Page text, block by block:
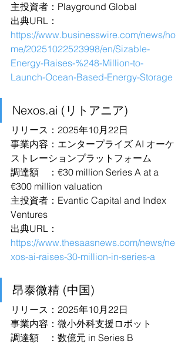
主投資者：Playground Global
出典URL：
https://www.businesswire.com/news/ho
me/20251022523998/en/Sizable-
Energy-Raises-%248-Million-to-
Launch-Ocean-Based-Energy-Storage
Nexos.ai (リトアニア)
リリース：2025年10月22日
事業内容：エンタープライズ AI オーケ
ストレーションプラットフォーム
調達額　：€30 million Series A at a
€300 million valuation
主投資者：Evantic Capital and Index
Ventures
出典URL：
https://www.thesaasnews.com/news/ne
xos-ai-raises-30-million-in-series-a
昂泰微精 (中国)
リリース：2025年10月22日
事業内容：微小外科支援ロボット
調達額　：数億元 in Series B